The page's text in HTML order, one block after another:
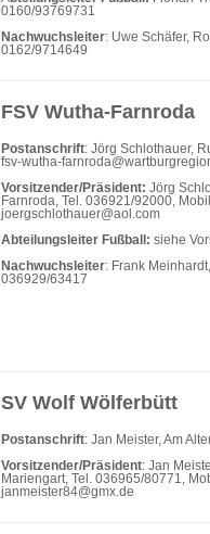
0160/93769731
Nachwuchsleiter: Uwe Schäfer,
0162/9714649
FSV Wutha-Farnroda
Postanschrift: Jörg Schlothauer,
fsv-wutha-
Vorsitzender/Präsident: Jörg
Farnroda, Tel. 036921/92000,
joergschlothauer@aol.com
Abteilungsleiter Fußball: siehe
Nachwuchsleiter: Frank
036929/63417
SV Wolf Wölferbütt
Postanschrift: Jan Meister, Am
Vorsitzender/Präsident: Jan
Mariengart, Tel. 036965/80771,
janmeister84@gmx.de